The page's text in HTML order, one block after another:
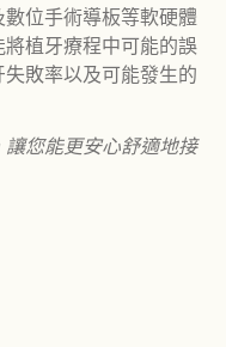
位手術導板等軟硬體
植牙療程中可能的誤
敗率以及可能發生的
您能更安心舒適地接